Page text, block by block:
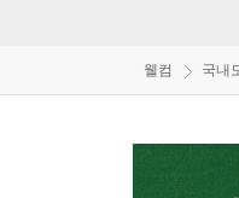
웰컴 국내